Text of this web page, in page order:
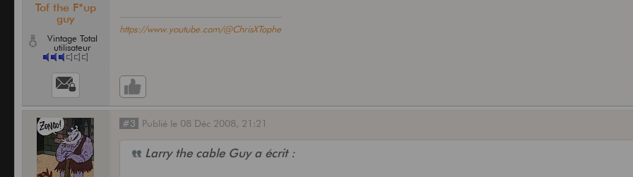
Tof the F*up
guy
Vintage Total
utilisateur
https://www.youtube.com/@ChrisXTophe
#3 Publié le 08 Déc 2008, 21:21
Larry the cable Guy a écrit :